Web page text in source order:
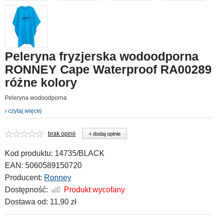
Peleryna fryzjerska wodoodporna
RONNEY Cape Waterproof RA00289
różne kolory
Peleryna wodoodporna
czytaj więcej
brak opinii + dodaj opinie
Kod produktu: 14735/BLACK
EAN: 5060589150720
Producent: Ronney
Dostępność:
Produkt wycofany
Dostawa od: 11,90 zł